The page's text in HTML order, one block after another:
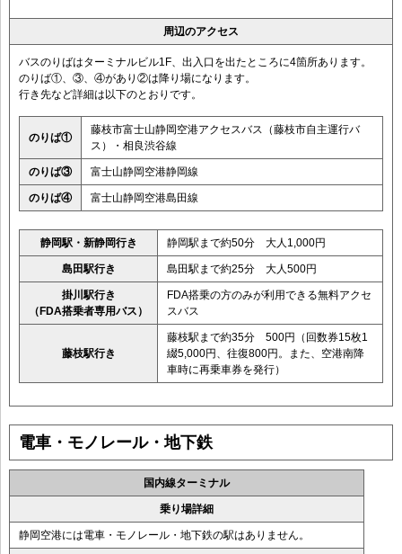
周辺のアクセス
バスのりばはターミナルビル1F、出入口を出たところに4箇所あります。
のりば①、③、④があり②は降り場になります。
行き先など詳細は以下のとおりです。
のりば①
藤枝市富士山静岡空港アクセスバス（藤枝市自主運行バ
ス）・相良渋谷線
のりば③ 富士山静岡空港静岡線
のりば④ 富士山静岡空港島田線
静岡駅・新静岡行き 静岡駅まで約50分 大人1,000円
島田駅行き 島田駅まで約25分 大人500円
掛川駅行き
（FDA搭乗者専用バス）
FDA搭乗の方のみが利用できる無料アクセ
スバス
藤枝駅行き
藤枝駅まで約35分 500円（回数券15枚1
綴5,000円、往復800円。また、空港南降
車時に再乗車券を発行）
電車・モノレール・地下鉄
国内線ターミナル
乗り場詳細
静岡空港には電車・モノレール・地下鉄の駅はありません。